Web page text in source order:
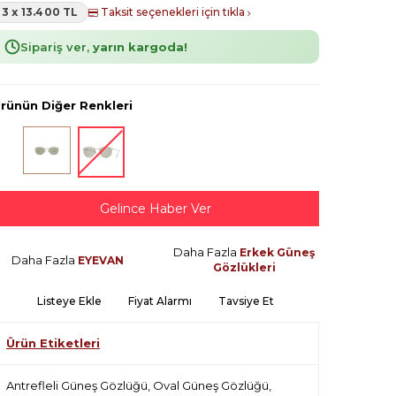
3 x 13.400 TL Taksit seçenekleri için tıkla
Sipariş ver, yarın kargoda!
Diğer Renkleri
Gelince Haber Ver
Daha Fazla EYEVAN
Daha Fazla Erkek Güneş
Gözlükleri
Listeye Ekle Fiyat Alarmı Tavsiye Et
Ürün Etiketleri
Antrefleli Güneş Gözlüğü Oval Güneş Gözlüğü